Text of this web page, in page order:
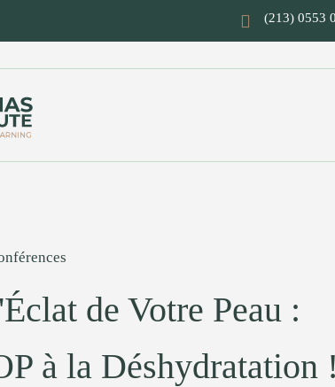
(213) 0553
de Votre Peau :
à la Déshydratation